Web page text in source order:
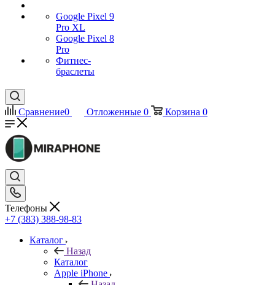
Google Pixel 9
Pro XL
Google Pixel 8
Pro
Фитнес-
браслеты
Сравнение0 Отложенные 0 Корзина 0
Телефоны
+7 (383) 388-98-83
Каталог
Назад
Каталог
Apple iPhone